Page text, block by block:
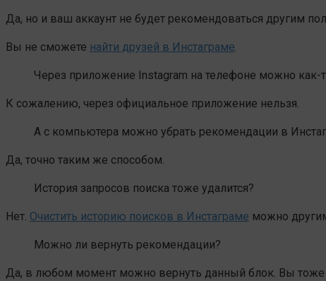
Да, но и ваш аккаунт не будет рекомендоваться другим
Вы не сможете найти друзей в Инстаграме.
Через приложение Instagram на телефоне можно как-
К сожалению, через официальное приложение нельзя.
А с компьютера можно убрать рекомендации в
Да, точно таким же способом.
История запросов поиска тоже удалится?
Нет. Очистить историю поисков в Инстаграме можно
Можно ли вернуть рекомендации?
Да, в любом момент можно вернуть данный блок. Вы тоже